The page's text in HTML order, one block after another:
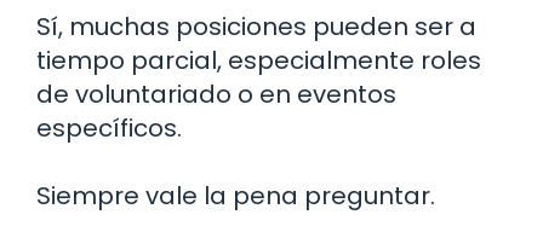
Sí, muchas posiciones pueden ser a
tiempo parcial, especialmente roles
de voluntariado o en eventos
específicos.
Siempre vale la pena preguntar.